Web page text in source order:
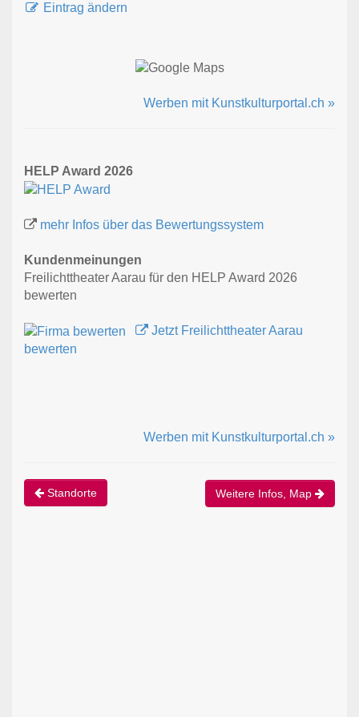
Eintrag ändern
Werben mit Kunstkulturportal.ch »
HELP Award 2026
mehr Infos über das Bewertungssystem
Kundenmeinungen
Freilichttheater Aarau für den HELP Award 2026
bewerten
Jetzt Freilichttheater Aarau
bewerten
Werben mit Kunstkulturportal.ch »
Standorte Weitere Infos, Map